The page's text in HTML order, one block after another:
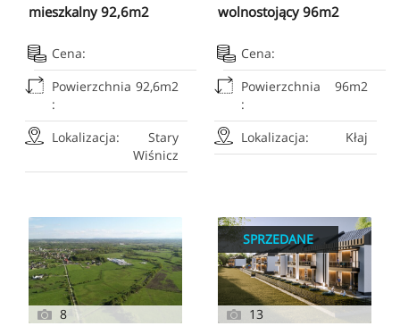
mieszkalny 92,6m2
Cena:
Powierzchnia
:
92,6m2
Lokalizacja:
Stary
Wiśnicz
wolnostojący 96m2
Cena:
Powierzchnia
:
96m2
Lokalizacja: Kłaj
8
SPRZEDANE
13